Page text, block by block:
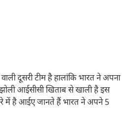
दूसरी टीम है हालांकि भारत ने अपना
आईसीसी खिताब से खाली है इस
में है आईए जानते हैं भारत ने अपने 5